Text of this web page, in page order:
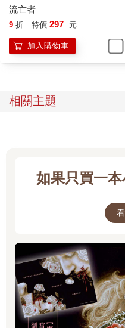
的好運氣，始終是既感激又
說：我想也該吩咐克勞德準
意，長官。
克勞德是我們最信任的美國
一樣跳恰恰。他說，貝多芬
難怪你可以把「生日快樂歌
業。不難想像，做這份工作
國人仍統治帝國的時期便來
略情報處，胡志明指望他們
見鬼說鬼話，但克勞德認為
（位在將軍書房走廊的另一
將軍已經絕望了。克勞德的
程度絕佳。我之所以特別指
的英語程度都好。
都結束了，我對克勞德說這
為克勞德會反駁說我們的天
流亡者
9 折 特價 297 元
加入購物車
相關主題
如果只買一